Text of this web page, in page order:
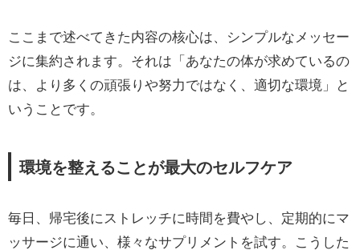
ここまで述べてきた内容の核心は、シンプルなメッセー
ジに集約されます。それは「あなたの体が求めているの
は、より多くの頑張りや努力ではなく、適切な環境」と
いうことです。
環境を整えることが最大のセルフケア
毎日、帰宅後にストレッチに時間を費やし、定期的にマ
ッサージに通い、様々なサプリメントを試す。こうした